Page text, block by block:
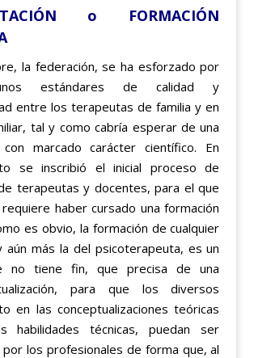
o FORMACIÓN
la federación, se ha esforzado por
estándares de calidad y
entre los terapeutas de familia y en
tal y como cabría esperar de una
con marcado carácter científico. En
se inscribió el inicial proceso de
terapeutas y docentes, para el que
haber cursado una formación
es obvio, la formación de cualquier
aún más la del psicoterapeuta, es un
no tiene fin, que precisa de una
para que los diversos
en las conceptualizaciones teóricas
habilidades técnicas, puedan ser
los profesionales de forma que, al